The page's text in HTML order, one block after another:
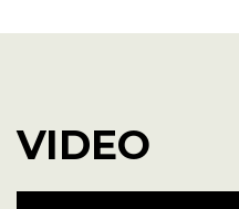
VIDEO